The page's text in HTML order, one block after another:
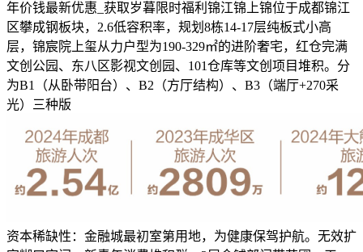
年价钱最新优惠_获取岁暮限时福利锦江锦上锦位于成都锦江
区攀成钢板块，2.6低容积率，规划8栋14-17层纯板式小高
层，锦宸院上玺从力户型为190-329㎡的进阶奢宅，红仓完满
文创公园、东八区影视文创园、101仓库等文创项目堆积。分
为B1（从卧带阳台）、B2（方厅结构）、B3（端厅+270采
光）三种版
资本稀缺性：金融城最初室第用地，为健康保驾护航。无效扩